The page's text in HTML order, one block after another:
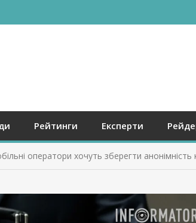
Рейтинги Експерти
оператори хочуть зберегти анонімність